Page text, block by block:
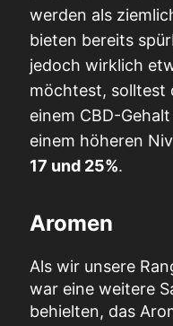
werden als
bieten bereits
jedoch wirklich
möchtest, solltest
einem CBD-
einem höheren
17 und 25%.
Aromen
Als wir unsere
war eine weitere
behielten, das